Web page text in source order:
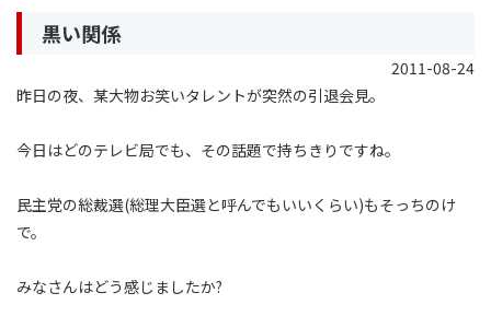
黒い関係
2011-08-24
昨日の夜、某大物お笑いタレントが突然の引退会見。
今日はどのテレビ局でも、その話題で持ちきりですね。
民主党の総裁選(総理大臣選と呼んでもいいくらい)もそっちのけ
で。
みなさんはどう感じましたか?